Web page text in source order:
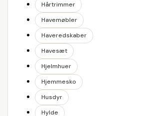
Hårtrimmer
Havemøbler
Haveredskaber
Havesæt
Hjelmhuer
Hjemmesko
Husdyr
Hylde